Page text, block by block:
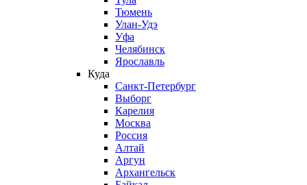
Тюмень
Улан-Удэ
Уфа
Челябинск
Ярославль
Куда
Санкт-Петербург
Выборг
Карелия
Москва
Россия
Алтай
Аргун
Архангельск